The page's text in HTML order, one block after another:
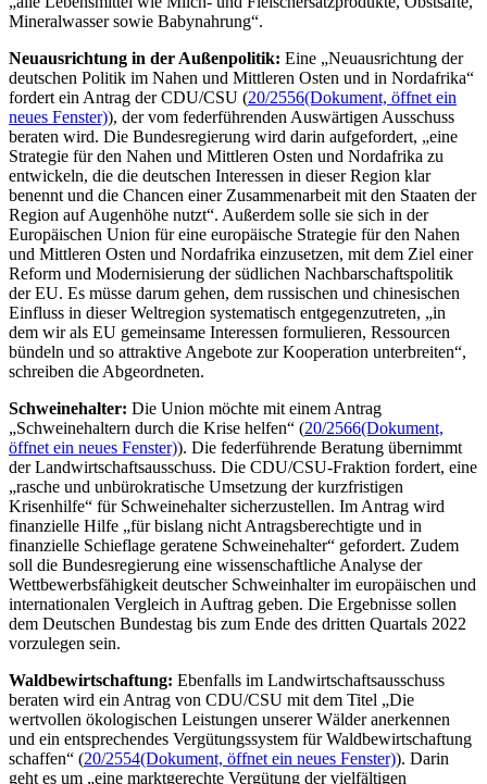
Mineralwasser sowie Babynahrung“.
Neuausrichtung in der Außenpolitik: Eine „Neuausrichtung der
deutschen Politik im Nahen und Mittleren Osten und in Nordafrika“
fordert ein Antrag der CDU/CSU (20/2556(Dokument, öffnet ein
neues Fenster)), der vom federführenden Auswärtigen Ausschuss
beraten wird. Die Bundesregierung wird darin aufgefordert, „eine
Strategie für den Nahen und Mittleren Osten und Nordafrika zu
entwickeln, die die deutschen Interessen in dieser Region klar
benennt und die Chancen einer Zusammenarbeit mit den Staaten der
Region auf Augenhöhe nutzt“. Außerdem solle sie sich in der
Europäischen Union für eine europäische Strategie für den Nahen
und Mittleren Osten und Nordafrika einzusetzen, mit dem Ziel einer
Reform und Modernisierung der südlichen Nachbarschaftspolitik
der EU. Es müsse darum gehen, dem russischen und chinesischen
Einfluss in dieser Weltregion systematisch entgegenzutreten, „in
dem wir als EU gemeinsame Interessen formulieren, Ressourcen
bündeln und so attraktive Angebote zur Kooperation unterbreiten“,
schreiben die Abgeordneten.
Schweinehalter: Die Union möchte mit einem Antrag
„Schweinehaltern durch die Krise helfen“ (20/2566(Dokument,
öffnet ein neues Fenster)). Die federführende Beratung übernimmt
der Landwirtschaftsausschuss. Die CDU/CSU-Fraktion fordert, eine
„rasche und unbürokratische Umsetzung der kurzfristigen
Krisenhilfe“ für Schweinehalter sicherzustellen. Im Antrag wird
finanzielle Hilfe „für bislang nicht Antragsberechtigte und in
finanzielle Schieflage geratene Schweinehalter“ gefordert. Zudem
soll die Bundesregierung eine wissenschaftliche Analyse der
Wettbewerbsfähigkeit deutscher Schweinhalter im europäischen und
internationalen Vergleich in Auftrag geben. Die Ergebnisse sollen
dem Deutschen Bundestag bis zum Ende des dritten Quartals 2022
vorzulegen sein.
Waldbewirtschaftung: Ebenfalls im Landwirtschaftsausschuss
beraten wird ein Antrag von CDU/CSU mit dem Titel „Die
wertvollen ökologischen Leistungen unserer Wälder anerkennen
und ein entsprechendes Vergütungssystem für Waldbewirtschaftung
schaffen“ (20/2554(Dokument, öffnet ein neues Fenster)). Darin
geht es um „eine marktgerechte Vergütung der vielfältigen